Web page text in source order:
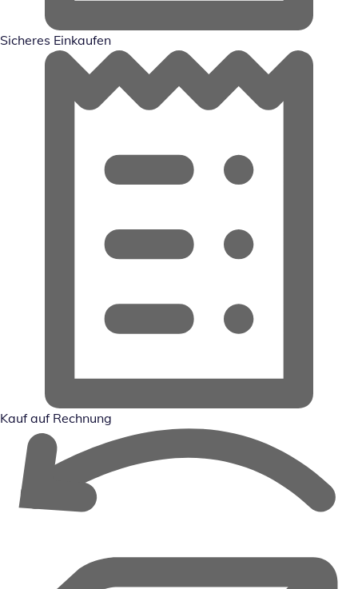
Sicheres Einkaufen
Kauf auf Rechnung